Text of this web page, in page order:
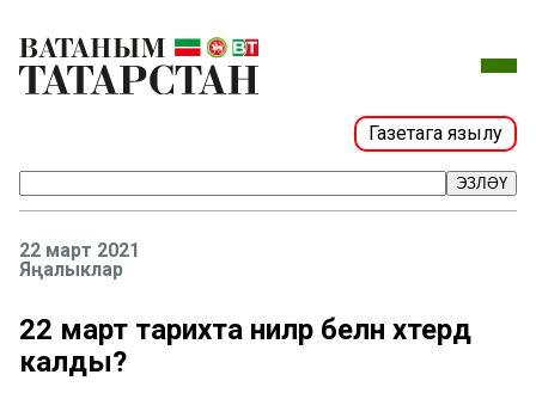
Газетага язылу
ЭЗЛӘҮ
22 март 2021
Яңалыклар
22 март тарихта ниләр белән хәтердә
калды?